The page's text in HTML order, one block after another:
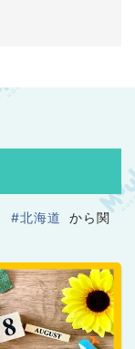
#北海道
から関